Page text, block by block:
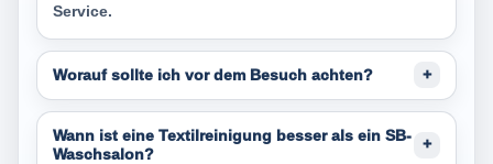
Service.
Worauf sollte ich vor dem Besuch achten?
Wann ist eine Textilreinigung besser als ein SB-
Waschsalon?